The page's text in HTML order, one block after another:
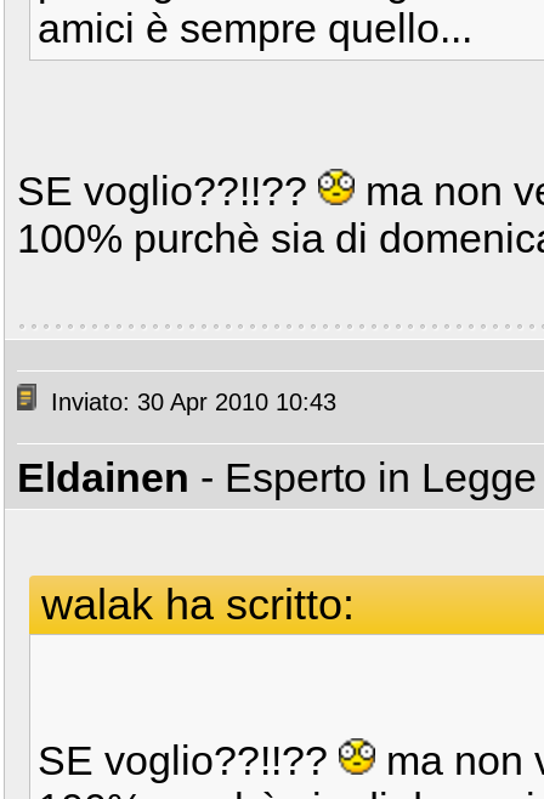
amici è sempre quello...
SE voglio??!!??
ma non
100% purchè sia di
Inviato: 30 Apr 2010 10:43
Eldainen - Esperto in
walak ha scritto:
SE voglio??!!??
ma non